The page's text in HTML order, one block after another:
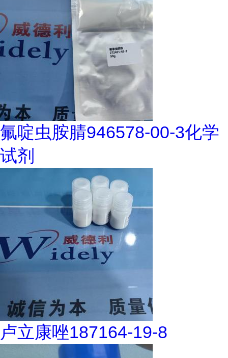
氟啶虫胺腈946578-00-3化学
试剂
卢立康唑187164-19-8